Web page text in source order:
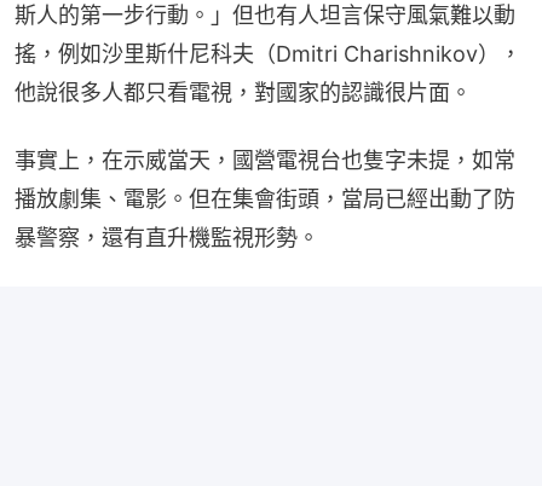
斯人的第一步行動。」但也有人坦言保守風氣難以動
搖，例如沙里斯什尼科夫（Dmitri Charishnikov），
他說很多人都只看電視，對國家的認識很片面。
事實上，在示威當天，國營電視台也隻字未提，如常
播放劇集、電影。但在集會街頭，當局已經出動了防
暴警察，還有直升機監視形勢。